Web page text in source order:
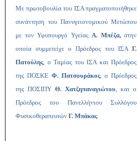
Με πρωτοβουλία του ΙΣΑ πραγματοποιήθηκε
συνάντηση του Πανυγειονομικού Μετώπου
με τον Υφυπουργό Υγείας Α. Μπέζα, στην
οποία συμμετείχε ο Πρόεδρος του ΙΣΑ Γ.
Πατούλης, ο Ταμίας του ΙΣΑ και Πρόεδρος
της ΠΟΣΚΕ Φ. Πατσουράκος, ο Πρόεδρος
της ΠΟΣΙΠΥ Θ. Χατζηπαναγιώτου, και ο
Πρόεδρος του Πανελλήνιου Συλλόγου
Φυσικοθεραπευτών Γ. Μπάκας.